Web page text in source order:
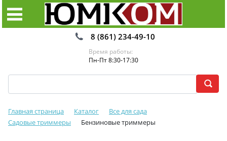
8 (861) 234-49-10
Время работы:
Пн-Пт 8:30-17:30
Главная страница Каталог
Все для сада
Садовые триммеры
Бензиновые триммеры